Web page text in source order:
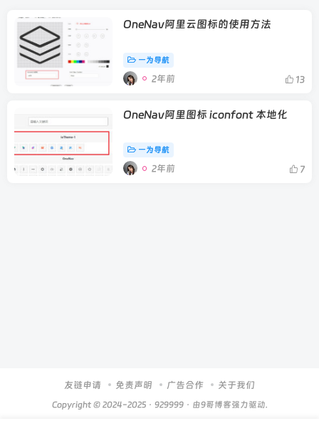
OneNav阿里云图标的使用方法
一为导航
2年前 13
OneNav阿里图标 iconfont 本地化
一为导航
2年前 7
友链申请 免责声明 广告合作 关于我们
Copyright © 2024-2025 · 929999· 由9哥博客强力驱动.